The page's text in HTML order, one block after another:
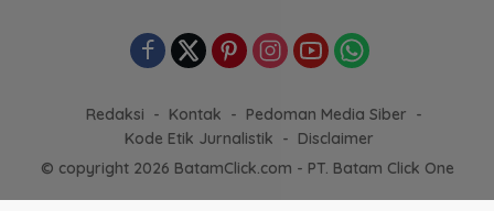
Redaksi Kontak
Pedoman Media Siber
Kode Etik Jurnalistik
Disclaimer
© copyright 2026 BatamClick.com - PT. Batam Click One